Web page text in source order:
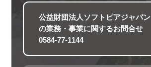
公益財団法人ソフトピアジャパン
の業務・事業に関するお問合せ
0584-77-1144